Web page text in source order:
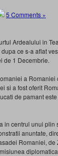
5 Comments »
Ardealului in
ce s-a aflat
de 1 Decembrie.
a
si a fost oferit
de pamant
in centrul unui
anuntate,
Romaniei,